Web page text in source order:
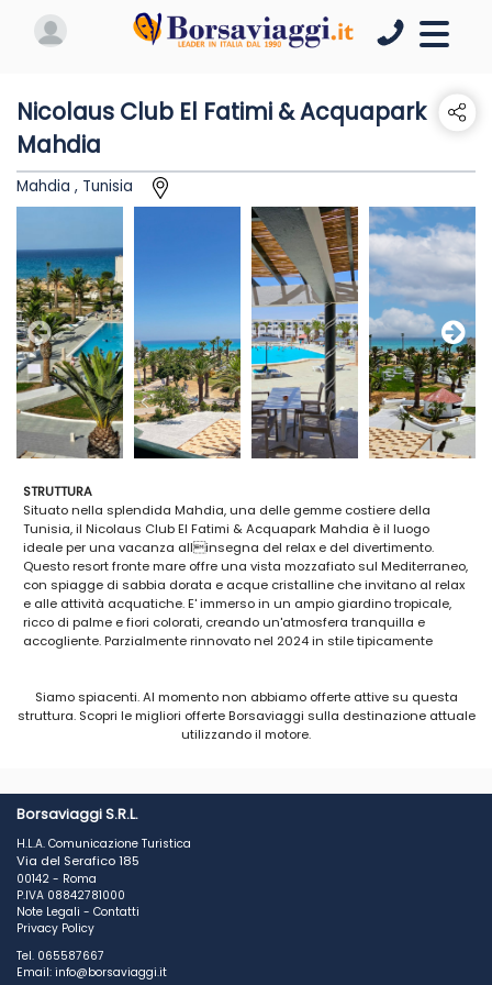
Nicolaus Club El Fatimi & Acquapark
Mahdia
Mahdia , Tunisia
STRUTTURA
Situato nella splendida Mahdia, una delle gemme costiere della
Tunisia, il Nicolaus Club El Fatimi & Acquapark Mahdia è il luogo
ideale per una vacanza allinsegna del relax e del divertimento.
Questo resort fronte mare offre una vista mozzafiato sul Mediterraneo,
con spiagge di sabbia dorata e acque cristalline che invitano al relax
e alle attività acquatiche. E' immerso in un ampio giardino tropicale,
ricco di palme e fiori colorati, creando un'atmosfera tranquilla e
accogliente. Parzialmente rinnovato nel 2024 in stile tipicamente
SPIAGGIA
La spiaggia privata del Nicolaus Club El Fatimi & Acqua Park Mahdia è
cristalline del Mediterraneo, questa spiaggia è il luogo ideale per chi
cerca tranquillità, comfort e un'esperienza balneare esclusiva.
Il mare calmo e sicuro offre condizioni perfette per il nuoto, ma anche
per praticare sport acquatici come il windsurf, il kayak e il
paddleboarding, grazie alla sua posizione protetta e alle acque poco
profonde vicino alla riva.
Utilizzo gratuito di lettini e ombrelloni fino ad esaurimento, teli mare a
disposizione (su cauzione).
CAMERE
291 camere rinnovate in parte, arredate in stile semplice e con colori
Siamo spiacenti. Al momento non abbiamo offerte attive su questa
struttura. Scopri le migliori offerte Borsaviaggi sulla destinazione attuale
utilizzando il motore.
Borsaviaggi S.R.L.
H.L.A. Comunicazione Turistica
Via del Serafico 185
00142 - Roma
P.IVA 08842781000
Note Legali - Contatti
Privacy Policy
Tel. 065587667
Email: info@borsaviaggi.it